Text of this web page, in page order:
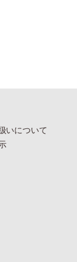
いについて